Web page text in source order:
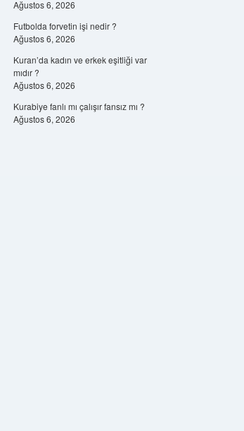
Ağustos 6, 2026
Futbolda forvetin işi nedir ?
Ağustos 6, 2026
Kuran’da kadın ve erkek eşitliği var
mıdır ?
Ağustos 6, 2026
Kurabiye fanlı mı çalışır fansız mı ?
Ağustos 6, 2026